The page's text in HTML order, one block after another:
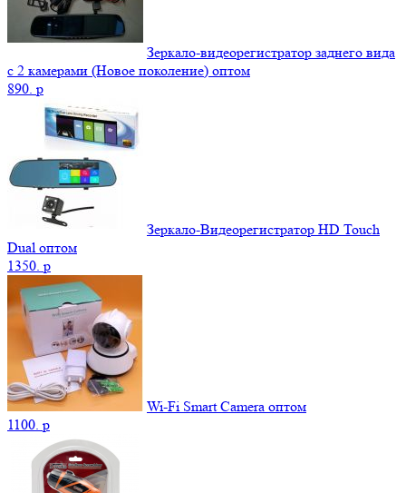
Зеркало-видеорегистратор заднего вида
с 2 камерами (Новое поколение) оптом
890. p
Зеркало-Видеорегистратор HD Touch
Dual оптом
1350. p
Wi-Fi Smart Camera оптом
1100. p